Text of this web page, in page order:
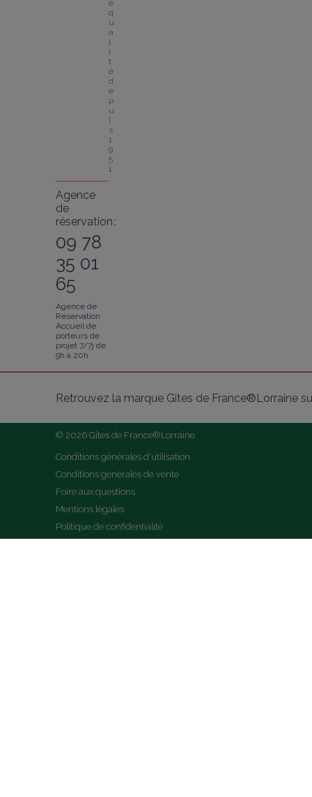
e
q
u
a
l
i
t
é
d
e
p
u
i
s
1
9
5
1
Agence
de
réservation :
09 78
35 01
65
Agence de
Réservation
Accueil de
porteurs de
projet 7/7j de
9h à 20h
Retrouvez la marque Gîtes de France®Lorraine
© 2026 Gîtes de France®Lorraine
Conditions générales d'utilisation
Conditions générales de vente
Foire aux questions
Mentions légales
Politique de confidentialité